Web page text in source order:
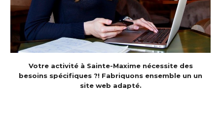
Votre activité à Sainte-Maxime nécessite des
besoins spécifiques ?! Fabriquons ensemble un un
site web adapté.